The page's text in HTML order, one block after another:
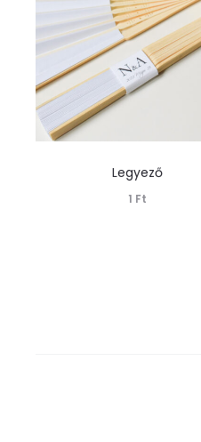
Legyező
1 Ft